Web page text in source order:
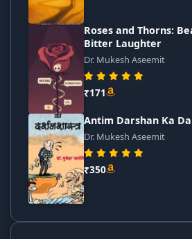
Roses and Thorns:
Bitter Laughter
Dr. Mukesh Aseemit
₹171
Antim Darshan Ka
Dr. Mukesh Aseemit
₹350